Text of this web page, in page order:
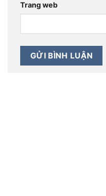
Trang web